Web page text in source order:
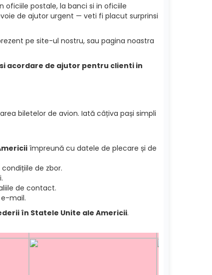
oficiile postale, la banci si in oficiile
de ajutor urgent — veti fi placut surprinsi
pe site-ul nostru, sau pagina noastra
acordare de ajutor pentru clienti in
biletelor de avion. Iată câțiva pași simpli
împreună cu datele de plecare și de
de zbor.
de contact.
mail.
în Statele Unite ale Americii.